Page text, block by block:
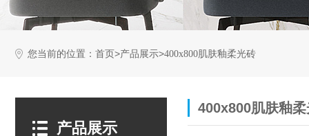
您当前的位置： 首页 >产品展示>400x800肌肤釉柔光砖
产品展示
400x800肌肤釉